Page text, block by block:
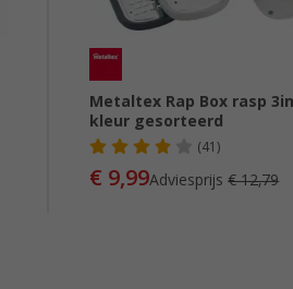
Metaltex Rap Box rasp
kleur gesorteerd
(41)
€ 9,99Adviesprijs€ 12,79